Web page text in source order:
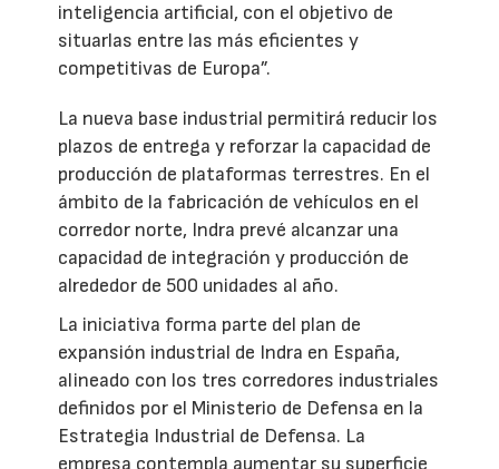
inteligencia artificial, con el objetivo de
situarlas entre las más eficientes y
competitivas de Europa”.
La nueva base industrial permitirá reducir los
plazos de entrega y reforzar la capacidad de
producción de plataformas terrestres. En el
ámbito de la fabricación de vehículos en el
corredor norte, Indra prevé alcanzar una
capacidad de integración y producción de
alrededor de 500 unidades al año.
La iniciativa forma parte del plan de
expansión industrial de Indra en España,
alineado con los tres corredores industriales
definidos por el Ministerio de Defensa en la
Estrategia Industrial de Defensa. La
empresa contempla aumentar su superficie